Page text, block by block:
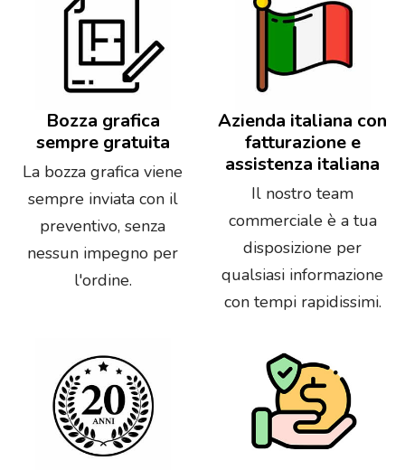
Bozza grafica
sempre gratuita
La bozza grafica viene
sempre inviata con il
preventivo, senza
nessun impegno per
l'ordine.
Azienda italiana con
fatturazione e
assistenza italiana
Il nostro team
commerciale è a tua
disposizione per
qualsiasi informazione
con tempi rapidissimi.